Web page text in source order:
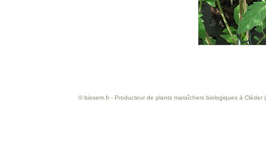
© biosem.fr - Producteur de plants maraîchers biologiques à